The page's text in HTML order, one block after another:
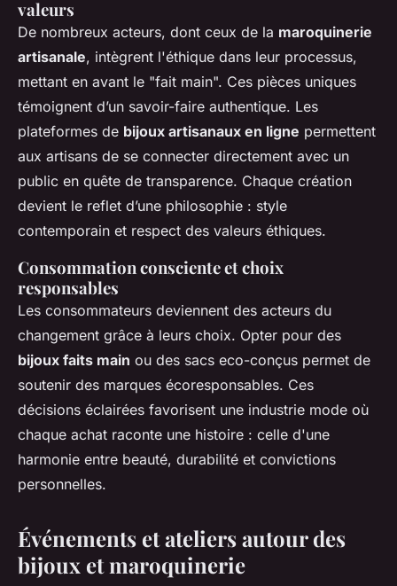
valeurs
De nombreux acteurs, dont ceux de la maroquinerie
artisanale, intègrent l'éthique dans leur processus,
mettant en avant le "fait main". Ces pièces uniques
témoignent d’un savoir-faire authentique. Les
plateformes de bijoux artisanaux en ligne permettent
aux artisans de se connecter directement avec un
public en quête de transparence. Chaque création
devient le reflet d’une philosophie : style
contemporain et respect des valeurs éthiques.
Consommation consciente et choix
responsables
Les consommateurs deviennent des acteurs du
changement grâce à leurs choix. Opter pour des
bijoux faits main ou des sacs eco-conçus permet de
soutenir des marques écoresponsables. Ces
décisions éclairées favorisent une industrie mode où
chaque achat raconte une histoire : celle d'une
harmonie entre beauté, durabilité et convictions
personnelles.
Événements et ateliers autour des
bijoux et maroquinerie